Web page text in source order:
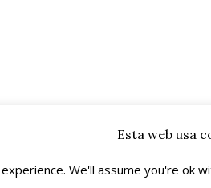
Powered byWordPress
Esta web usa
We'll assume you're ok